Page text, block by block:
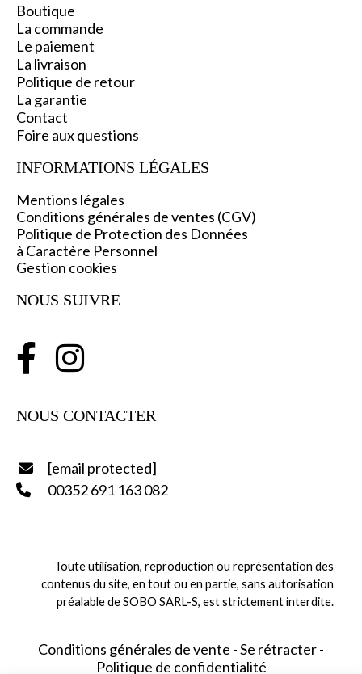
Boutique
La commande
Le paiement
La livraison
Politique de retour
La garantie
Contact
Foire aux questions
INFORMATIONS LÉGALES
Mentions légales
Conditions générales de ventes (CGV)
Politique de Protection des Données
à Caractère Personnel
Gestion cookies
NOUS SUIVRE
 
NOUS CONTACTER
 [email protected]
 00352 691 163 082
Toute utilisation, reproduction ou représentation des
contenus du site, en tout ou en partie, sans autorisation
préalable de SOBO SARL-S, est strictement interdite.
Conditions générales de vente Se rétracter
Politique de confidentialité